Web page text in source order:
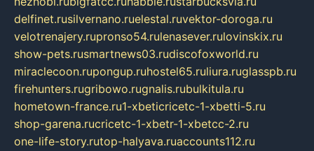
delfinet.rusilvernano.ruelestal.ruvektor-doroga.ru
velotrenajery.rupronso54.rulenasever.rulovinskix.ru
show-pets.rusmartnews03.rudiscofoxworld.ru
miraclecoon.rupongup.ruhostel65.ruliura.ruglasspb.ru
firehunters.rugribowo.rugnalis.rubulkitula.ru
hometown-france.ru1-xbeticricetc-1-xbetti-5.ru
shop-garena.rucricetc-1-xbetr-1-xbetcc-2.ru
one-life-story.rutop-halyava.ruaccounts112.ru